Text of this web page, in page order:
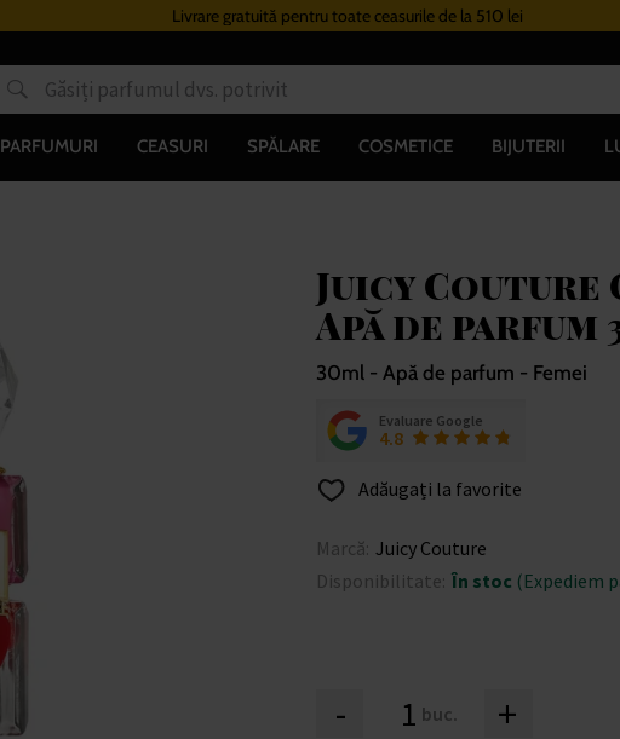
Livrare gratuită pentru toate ceasurile de la 510 lei
PARFUMURI CEASURI SPĂLARE COSMETICE BIJUTERII
Juicy Couture
Apă de parfum
30ml - Apă de parfum - Femei
Evaluare Google
4.8
Adăugați la favorite
Marcă: Juicy Couture
Disponibilitate: În stoc (Expediem
- buc. +